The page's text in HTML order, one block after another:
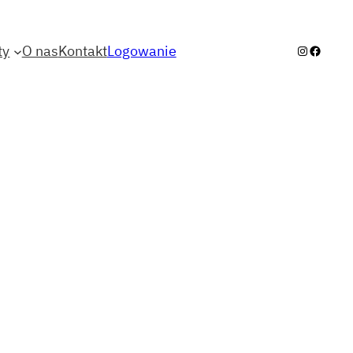
O nasKontaktLogowanie